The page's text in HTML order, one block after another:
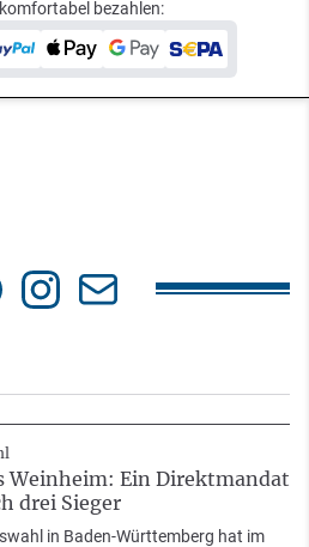
bezahlen:
Weinheim: Ein Direktmandat
drei Sieger
in Baden-Württemberg hat im